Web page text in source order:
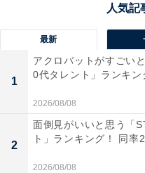
最新
1
アクロバットがすごい
0代タレント」ランキン
2026/08/08
2
面倒見がいいと思う「
ト」ランキング！ 同率
2026/08/08